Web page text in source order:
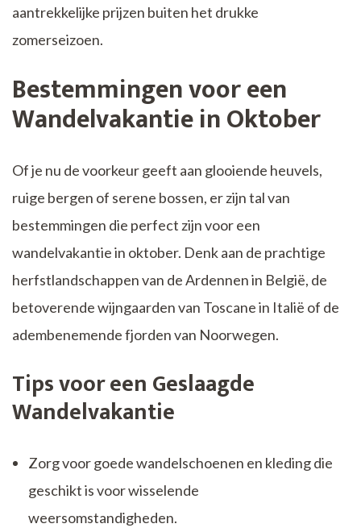
aantrekkelijke prijzen buiten het drukke
zomerseizoen.
Bestemmingen voor een
Wandelvakantie in Oktober
Of je nu de voorkeur geeft aan glooiende heuvels,
ruige bergen of serene bossen, er zijn tal van
bestemmingen die perfect zijn voor een
wandelvakantie in oktober. Denk aan de prachtige
herfstlandschappen van de Ardennen in België, de
betoverende wijngaarden van Toscane in Italië of de
adembenemende fjorden van Noorwegen.
Tips voor een Geslaagde
Wandelvakantie
Zorg voor goede wandelschoenen en kleding die
geschikt is voor wisselende
weersomstandigheden.